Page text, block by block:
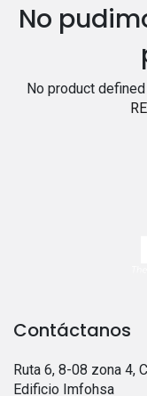
No
No product
Contáctanos
Ruta 6, 8-08 zona 4,
Edificio Imfohsa